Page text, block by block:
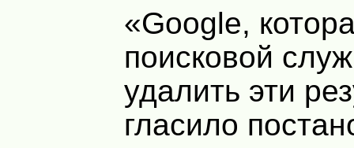
«Google,
поисковой
удалить эти
гласило